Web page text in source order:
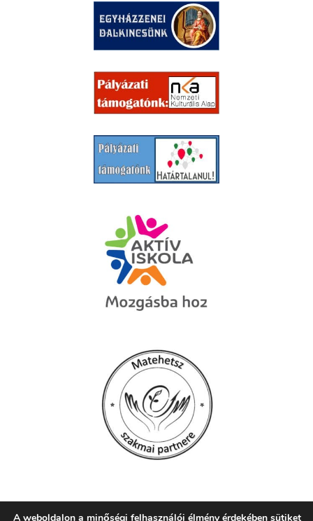
A weboldalon a minőségi felhasználói élmény érdekében sütiket